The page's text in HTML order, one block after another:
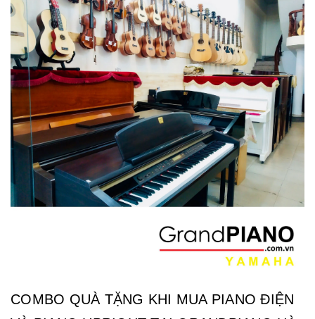
COMBO QUÀ TẶNG KHI MUA PIANO ĐIỆN